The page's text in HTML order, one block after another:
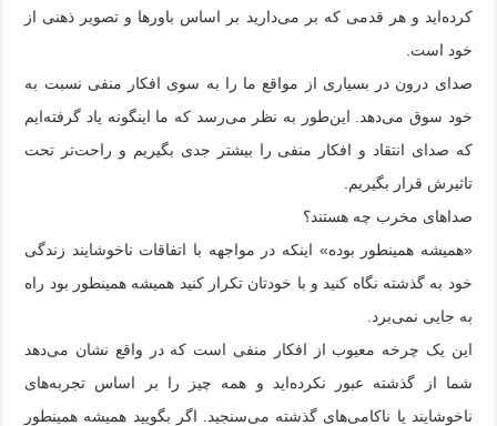
کرده‌اید و هر قدمی که بر می‌دارید بر اساس باورها و تصویر ذهنی از
خود است.
صدای درون در بسیاری از مواقع ما را به سوی افکار منفی نسبت به
خود سوق می‌دهد. این‌طور به نظر می‌رسد که ما اینگونه یاد گرفته‌ایم
که صدای انتقاد و افکار منفی را بیشتر جدی بگیریم و راحت‌تر تحت
تاثیرش قرار بگیریم.
صداهای مخرب چه هستند؟
«همیشه همینطور بوده» اینکه در مواجهه با اتفاقات ناخوشایند زندگی
خود به گذشته نگاه کنید و با خودتان تکرار کنید همیشه همینطور بود راه
به جایی نمی‌برد.
این یک چرخه معیوب از افکار منفی است که در واقع نشان می‌دهد
شما از گذشته عبور نکرده‌اید و همه چیز را بر اساس تجربه‌های
ناخوشایند یا ناکامی‌های گذشته می‌سنجید. اگر بگویید همیشه همینطور